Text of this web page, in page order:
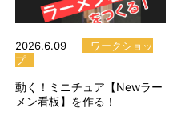
2026.6.09
ワークショッ
プ
動く！ミニチュア【Newラー
メン看板】を作る！